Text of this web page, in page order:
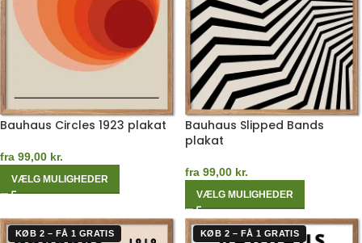
Bauhaus Circles 1923 plakat
fra 99,00 kr.
VÆLG MULIGHEDER
Bauhaus Slipped Bands
plakat
fra 99,00 kr.
VÆLG MULIGHEDER
KØB 2 – FÅ 1 GRATIS KØB 2 – FÅ 1 GRATIS